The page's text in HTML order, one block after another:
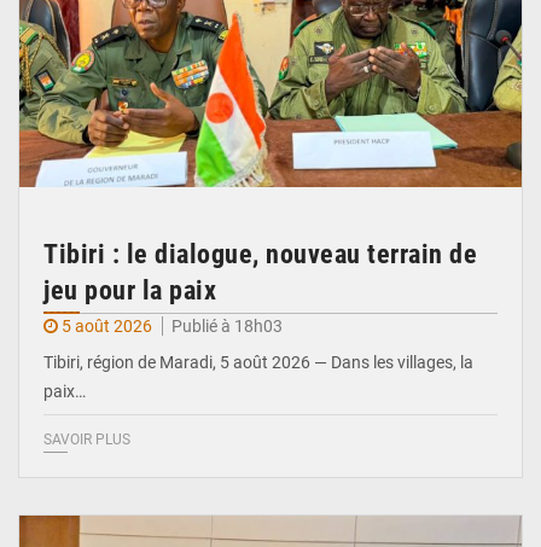
Tibiri : le dialogue, nouveau terrain de
jeu pour la paix
5 août 2026
Publié à 18h03
Tibiri, région de Maradi, 5 août 2026 — Dans les villages, la
paix…
SAVOIR PLUS